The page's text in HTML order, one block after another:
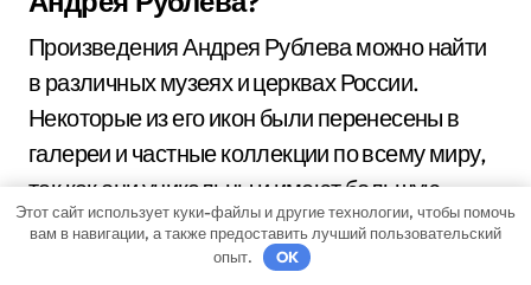
Произведения Андрея Рублева можно найти
в различных музеях и церквах России.
Некоторые из его икон были перенесены в
галереи и частные коллекции по всему миру,
так как они уникальны и имеют большую
художественную ценность.
Этот сайт использует куки-файлы и другие технологии, чтобы помочь
вам в навигации, а также предоставить лучший пользовательский
опыт.
OK